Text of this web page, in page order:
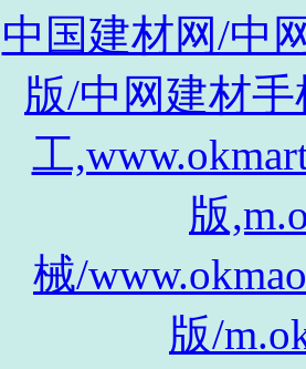
中国建材网/中
版/中网建材手
工
版
械/
版/